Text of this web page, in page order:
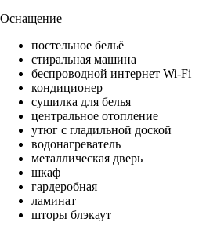
Оснащение
постельное бельё
стиральная машина
беспроводной интернет Wi-Fi
кондиционер
сушилка для белья
центральное отопление
утюг с гладильной доской
водонагреватель
металлическая дверь
шкаф
гардеробная
ламинат
шторы блэкаут